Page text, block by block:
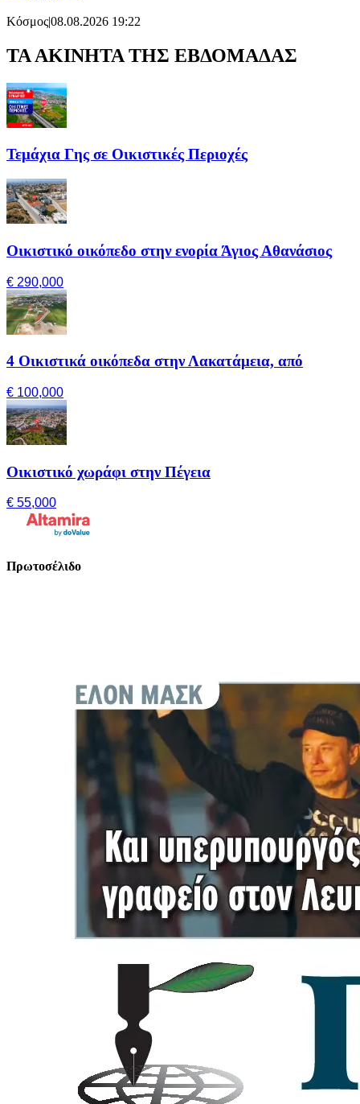
Κόσμος|08.08.2026 19:22
ΤΑ ΑΚΙΝΗΤΑ ΤΗΣ ΕΒΔΟΜΑΔΑΣ
Τεμάχια Γης σε Οικιστικές Περιοχές
Οικιστικό οικόπεδο στην ενορία Άγιος Αθανάσιος
€ 290,000
4 Οικιστικά οικόπεδα στην Λακατάμεια, από
€ 100,000
Οικιστικό χωράφι στην Πέγεια
€ 55,000
Πρωτοσέλιδο